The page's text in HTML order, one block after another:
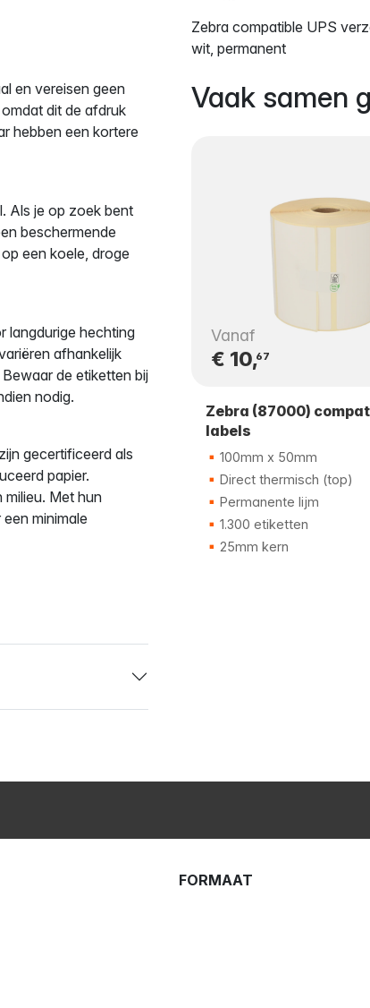
Zebra compatible UPS
wit, permanent
Vaak samen
Vanaf
€ 10,67
Zebra (87000)
labels
100mm x 50mm
Direct thermisch (top)
Permanente lijm
1.300 etiketten
25mm kern
en vereisen geen
dit de afdruk
hebben een kortere
Als je op zoek bent
beschermende
een koele, droge
langdurige hechting
afhankelijk
de etiketten bij
nodig.
gecertificeerd als
papier.
Met hun
minimale
FORMAAT